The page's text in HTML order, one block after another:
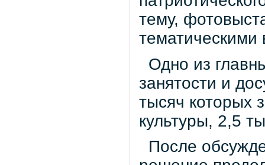
тему,
тематическими
Одно из
занятости и
тысяч которых
культуры, 2,5
После